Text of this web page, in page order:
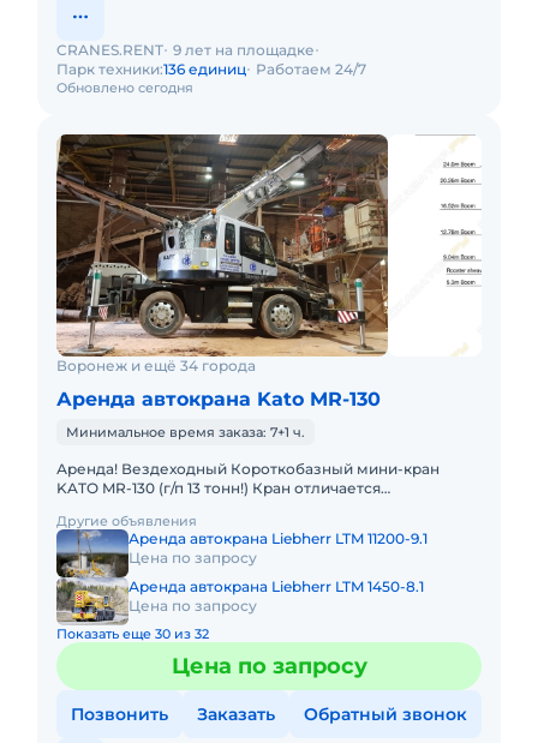
Обновлено сегодня
CRANES.RENT 9 лет на площадке
Парк техники:136 единиц Работаем 24/7
Воронеж и ещё 34 города
Аренда автокрана Kato MR-130
Минимальное время заказа: 7+1 ч.
Аренда! Вездеходный Короткобазный мини-кран
KATO MR-130 (г/п 13 тонн!) Кран отличается
Технические характеристик
Другие объявления
Аренда автокрана Liebherr LTM 11200-9.1
Цена по запросу
Аренда автокрана Liebherr LTM 1450-8.1
Цена по запросу
Показать еще 30 из 32
Цена по запросу
Позвонить Заказать Обратный звонок